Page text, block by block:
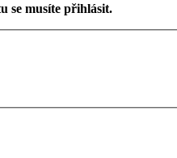
se musíte přihlásit.